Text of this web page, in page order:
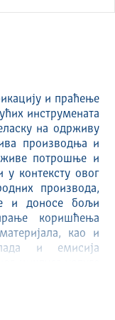
и праћење
инструмената
на одрживу
производња и
потрошње и
контексту овог
производа,
и доносе бољи
коришћења
као и
и емисија
потребе будуће
флексибилан
се дефинише као